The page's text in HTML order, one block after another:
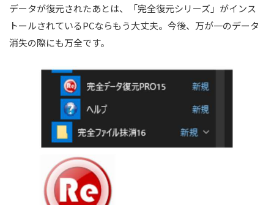
データが復元されたあとは、「完全復元シリーズ」がインス
トールされているPCならもう大丈夫。今後、万が一のデータ
消失の際にも万全です。